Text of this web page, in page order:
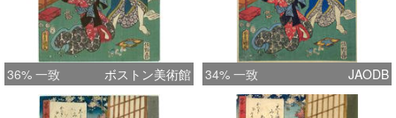
36% 一致 ボストン美術館 34% 一致 JAODB